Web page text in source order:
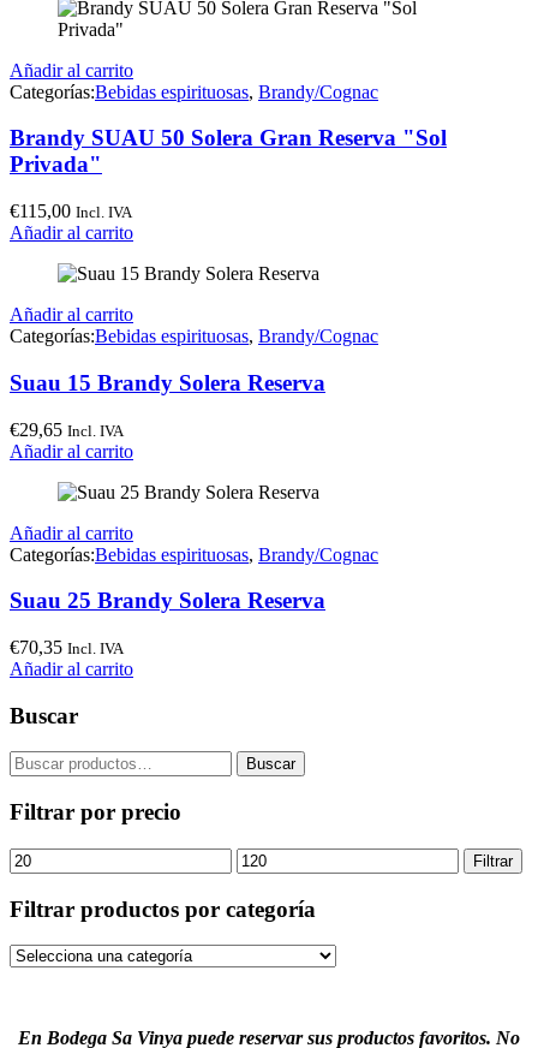
Añadir al carrito
Categorías:Bebidas espirituosas, Brandy/Cognac
Brandy SUAU 50 Solera Gran Reserva "Sol
Privada"
€115,00 Incl. IVA
Añadir al carrito
Añadir al carrito
Categorías:Bebidas espirituosas, Brandy/Cognac
Suau 15 Brandy Solera Reserva
€29,65 Incl. IVA
Añadir al carrito
Añadir al carrito
Categorías:Bebidas espirituosas, Brandy/Cognac
Suau 25 Brandy Solera Reserva
€70,35 Incl. IVA
Añadir al carrito
Buscar
Buscar
por:
Buscar
Filtrar por precio
Precio
mínimo
Precio
máximo
Filtrar
Filtrar productos por categoría
En Bodega Sa Vinya puede reservar sus productos favoritos. No